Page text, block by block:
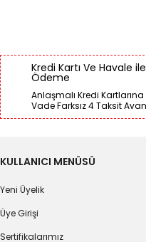
Kredi Kartı Ve Havale ile
Ödeme
Anlaşmalı Kredi Kartlarına
Vade Farksız 4 Taksit
KULLANICI MENÜSÜ
Yeni Üyelik
Üye Girişi
Sertifikalarımız